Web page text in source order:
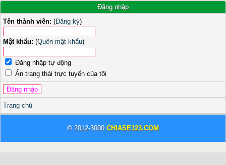
Đăng nhập
Tên thành viên: (Đăng ký)
Mật khẩu: (Quên mật khẩu)
Đăng nhập tự động
Ẩn trạng thái trực tuyến của tôi
Trang chủ
© 2012-3000 CHIASE123.COM